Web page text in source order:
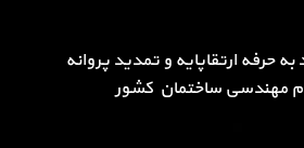
حرفه ارتقاپایه و تمدید پروانه
مهندسی ساختمان کشور